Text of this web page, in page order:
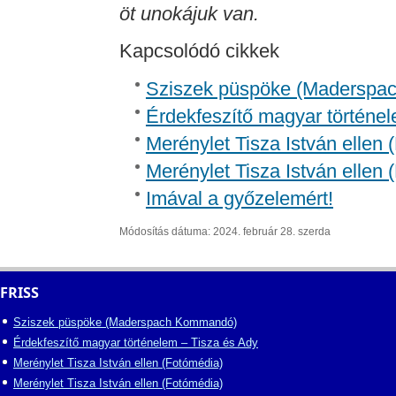
öt unokájuk van.
Kapcsolódó cikkek
Sziszek püspöke
Érdekfeszítő magyar
Merénylet Tisza István ellen
Merénylet Tisza István ellen
Imával a győzelemért!
Módosítás dátuma: 2024. február 28. szerda
FRISS
Sziszek püspöke (Maderspach Kommandó)
Érdekfeszítő magyar történelem – Tisza és Ady
Merénylet Tisza István ellen (Fotómédia)
Merénylet Tisza István ellen (Fotómédia)